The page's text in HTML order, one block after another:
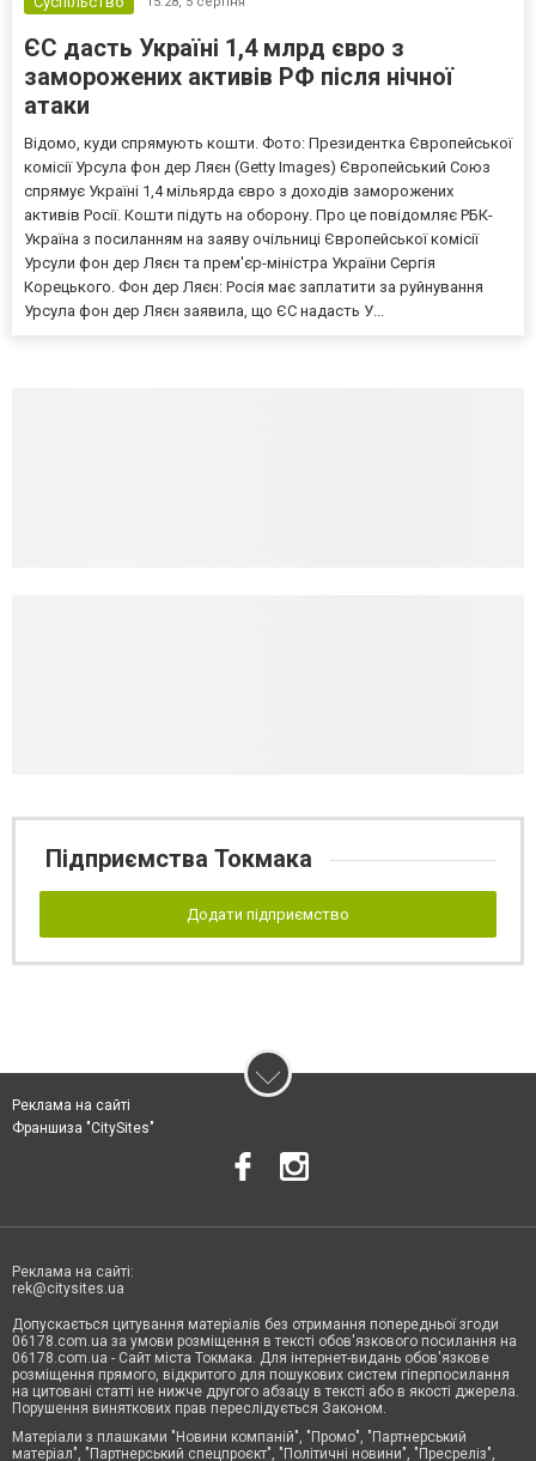
ЄС дасть Україні 1,4 млрд євро з
заморожених активів РФ після нічної
атаки
Відомо, куди спрямують кошти. Фото: Президентка Європейської
комісії Урсула фон дер Ляєн (Getty Images) Європейський Союз
спрямує Україні 1,4 мільярда євро з доходів заморожених
активів Росії. Кошти підуть на оборону. Про це повідомляє РБК-
Україна з посиланням на заяву очільниці Європейської комісії
Урсули фон дер Ляєн та прем'єр-міністра України Сергія
Корецького. Фон дер Ляєн: Росія має заплатити за руйнування
Урсула фон дер Ляєн заявила, що ЄС надасть У...
Підприємства Токмака
Додати підприємство
Реклама на сайті
Франшиза "CitySites"
Реклама на сайті:
rek@citysites.ua
Допускається цитування матеріалів без отримання попередньої згоди
06178.com.ua за умови розміщення в тексті обов'язкового посилання на
06178.com.ua - Сайт міста Токмака. Для інтернет-видань обов'язкове
розміщення прямого, відкритого для пошукових систем гіперпосилання
на цитовані статті не нижче другого абзацу в тексті або в якості джерела.
Порушення виняткових прав переслідується Законом.
Матеріали з плашками "Новини компаній", "Промо", "Партнерський
матеріал", "Партнерський спецпроєкт", "Політичні новини", "Пресреліз",